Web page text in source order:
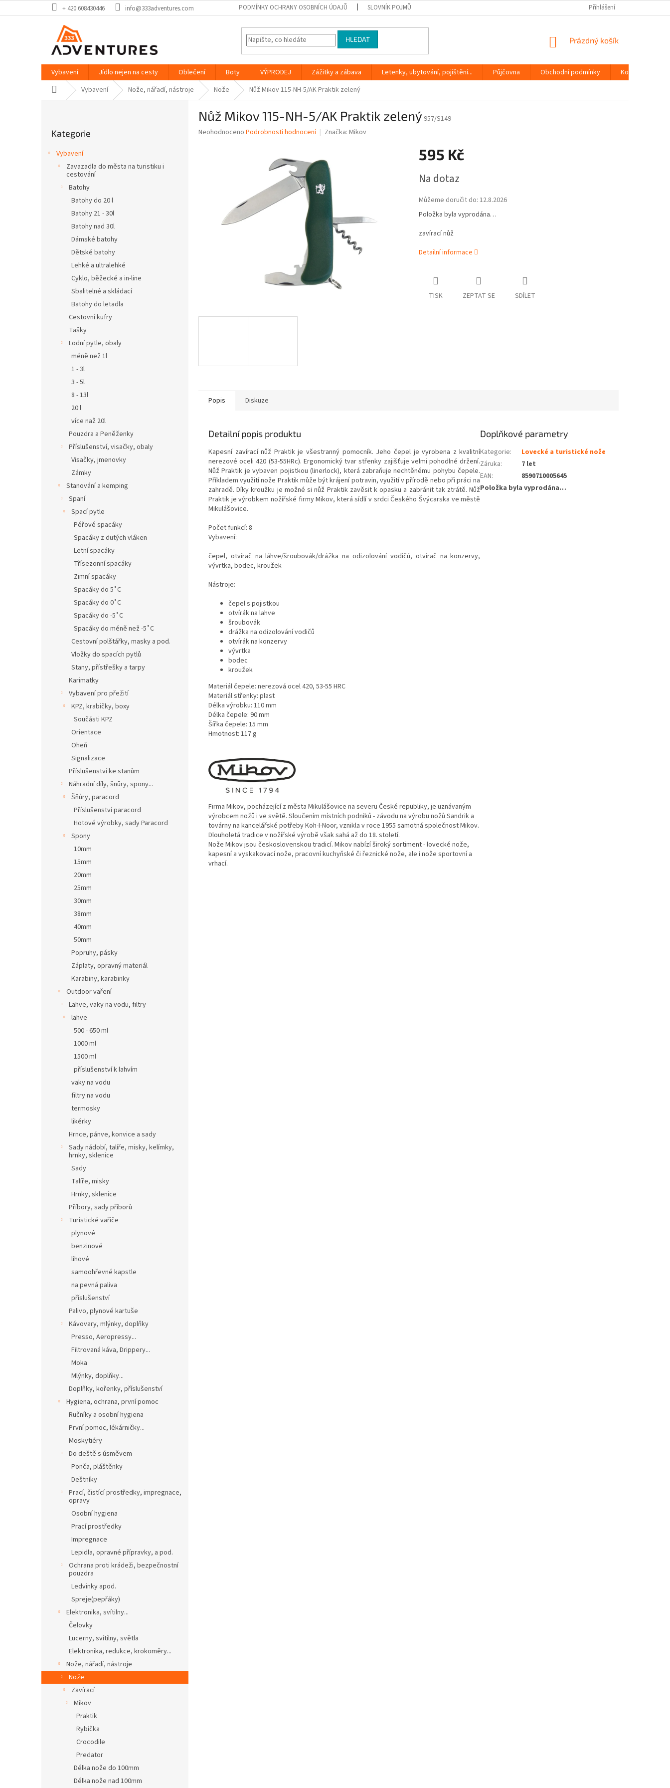
na
+ 420 608430446 info@333adventures.com PODMÍNKY OCHRANY OSOBNÍCH ÚDAJŮ SLOVNÍK POJMŮ Přihlášení
HLEDAT
NÁKUPNÍ
Prázdný košík
Vybavení Jídlo nejen na cesty Oblečení Boty VÝPRODEJ Zážitky a zábava Letenky, ubytování, pojištění... Půjčovna Obchodní podmínky
Kontakty
Domů Vybavení Nože, nářadí, nástroje Nože Nůž Mikov 115-NH-5/AK Praktik zelený
kategorie
Kategorie
Vybavení
Zavazadla do města na turistiku i
cestování
Batohy
Batohy do 20 l
Batohy 21 - 30l
Batohy nad 30l
Dámské batohy
Dětské batohy
Lehké a ultralehké
Cyklo, běžecké a in-line
Sbalitelné a skládací
Batohy do letadla
Cestovní kufry
Tašky
Lodní pytle, obaly
méně než 1l
1 - 3l
3 - 5l
8 - 13l
20 l
více naž 20l
Pouzdra a Peněženky
Příslušenství, visačky, obaly
Visačky, jmenovky
Zámky
Stanování a kemping
Spaní
Spací pytle
Péřové spacáky
Spacáky z dutých vláken
Letní spacáky
Třísezonní spacáky
Zimní spacáky
Spacáky do 5˚C
Spacáky do 0˚C
Spacáky do -5˚C
Spacáky do méně než -5˚C
Cestovní polštářky, masky a pod.
Vložky do spacích pytlů
Stany, přístřešky a tarpy
Karimatky
Vybavení pro přežití
KPZ, krabičky, boxy
Součásti KPZ
Orientace
Oheň
Signalizace
Příslušenství ke stanům
Náhradní díly, šnůry, spony...
Šňůry, paracord
Příslušenství paracord
Hotové výrobky, sady Paracord
Spony
10mm
15mm
20mm
25mm
30mm
38mm
40mm
50mm
Popruhy, pásky
Záplaty, opravný materiál
Karabiny, karabinky
Outdoor vaření
Lahve, vaky na vodu, filtry
lahve
500 - 650 ml
1000 ml
1500 ml
příslušenství k lahvím
vaky na vodu
filtry na vodu
termosky
likérky
Hrnce, pánve, konvice a sady
Sady nádobí, talíře, misky, kelímky,
hrnky, sklenice
Sady
Talíře, misky
Hrnky, sklenice
Příbory, sady příborů
Turistické vařiče
plynové
benzinové
lihové
samoohřevné kapstle
na pevná paliva
příslušenství
Palivo, plynové kartuše
Kávovary, mlýnky, doplňky
Presso, Aeropressy...
Filtrovaná káva, Drippery...
Moka
Mlýnky, doplňky...
Doplňky, kořenky, příslušenství
Hygiena, ochrana, první pomoc
Ručníky a osobní hygiena
První pomoc, lékárničky...
Moskytiéry
Do deště s úsměvem
Ponča, pláštěnky
Deštníky
Prací, čistící prostředky, impregnace,
opravy
Osobní hygiena
Prací prostředky
Impregnace
Lepidla, opravné přípravky, a pod.
Ochrana proti krádeži, bezpečnostní
pouzdra
Ledvinky apod.
Spreje(pepřáky)
Elektronika, svítilny...
Čelovky
Lucerny, svítilny, světla
Elektronika, redukce, krokoměry...
Nože, nářadí, nástroje
Nože
Zavírací
Mikov
Praktik
Rybička
Crocodile
Predator
Délka nože do 100mm
Délka nože nad 100mm
Nůž Mikov 115-NH-5/AK Praktik zelený 957/S149
Průměrné
Neohodnoceno Podrobnosti hodnocení Značka: Mikov
595 Kč
cena:
Na dotaz
Můžeme doručit do: 12.8.2026
Položka byla vyprodána…
zavírací nůž
Detailní informace
TISK ZEPTAT SE SDÍLET
Popis Diskuze
Detailní popis produktu
Kapesní zavírací nůž Praktik je všestranný pomocník. Jeho čepel je vyrobena z kvalitní
nerezové oceli 420 (53-55HRc). Ergonomický tvar střenky zajišťuje velmi pohodlné držení.
Nůž Praktik je vybaven pojistkou (linerlock), která zabraňuje nechtěnému pohybu čepele.
Příkladem využití nože Praktik může být krájení potravin, využití v přírodě nebo při práci na
zahradě. Díky kroužku je možné si nůž Praktik zavěsit k opasku a zabránit tak ztrátě. Nůž
Praktik je výrobkem nožířské firmy Mikov, která sídlí v srdci Českého Švýcarska ve městě
Mikulášovice.
Počet funkcí: 8
Vybavení:
čepel, otvírač na láhve/šroubovák/drážka na odizolování vodičů, otvírač na konzervy,
vývrtka, bodec, kroužek
Nástroje:
čepel s pojistkou
otvírák na lahve
šroubovák
drážka na odizolování vodičů
otvírák na konzervy
vývrtka
bodec
kroužek
Materiál čepele: nerezová ocel 420, 53-55 HRC
Materiál střenky: plast
Délka výrobku: 110 mm
Délka čepele: 90 mm
Šířka čepele: 15 mm
Hmotnost: 117 g
Firma Mikov, pocházející z města Mikulášovice na severu České republiky, je uznávaným
výrobcem nožů i ve světě. Sloučením místních podniků - závodu na výrobu nožů Sandrik a
továrny na kancelářské potřeby Koh-I-Noor, vznikla v roce 1955 samotná společnost Mikov.
Dlouholetá tradice v nožířské výrobě však sahá až do 18. století.
Nože Mikov jsou československou tradicí. Mikov nabízí široký sortiment - lovecké nože,
kapesní a vyskakovací nože, pracovní kuchyňské či řeznické nože, ale i nože sportovní a
vrhací.
Doplňkové parametry
Kategorie:
Lovecké a turistické nože
Záruka:
7 let
EAN:
8590710005645
Položka byla vyprodána…